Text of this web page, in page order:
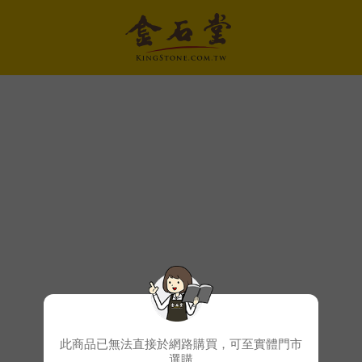
此商品已無法直接於網路購買，可至實體門市
選購